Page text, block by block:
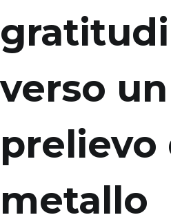
verso
prelievo
metallo